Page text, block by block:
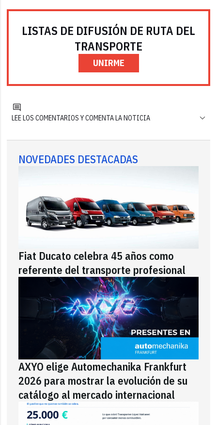
LISTAS DE DIFUSIÓN DE RUTA DEL
TRANSPORTE
UNIRME
LEE LOS COMENTARIOS Y COMENTA LA NOTICIA
NOVEDADES DESTACADAS
Fiat Ducato celebra 45 años como
referente del transporte profesional
AXYO elige Automechanika Frankfurt
2026 para mostrar la evolución de su
catálogo al mercado internacional